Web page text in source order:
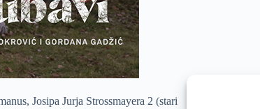
Josipa Jurja Strossmayera 2 (stari